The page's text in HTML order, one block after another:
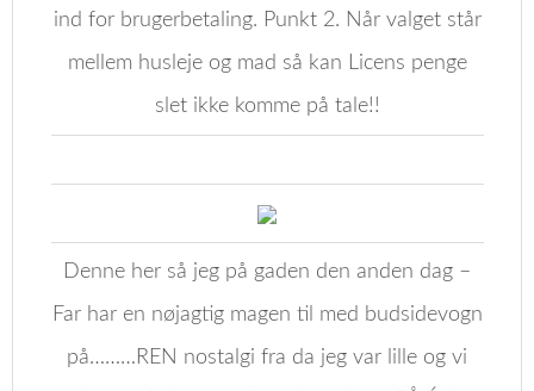
ind for brugerbetaling. Punkt 2. Når valget står
mellem husleje og mad så kan Licens penge
slet ikke komme på tale!!
Denne her så jeg på gaden den anden dag –
Far har en nøjagtig magen til med budsidevogn
på………REN nostalgi fra da jeg var lille og vi